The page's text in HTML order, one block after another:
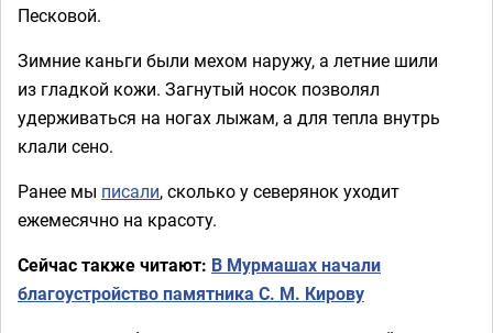
Песковой.
Зимние каньги были мехом наружу, а летние шили
из гладкой кожи. Загнутый носок позволял
удерживаться на ногах лыжам, а для тепла внутрь
клали сено.
Ранее мы писали, сколько у северянок уходит
ежемесячно на красоту.
Сейчас также читают: В Мурмашах начали
благоустройство памятника С. М. Кирову